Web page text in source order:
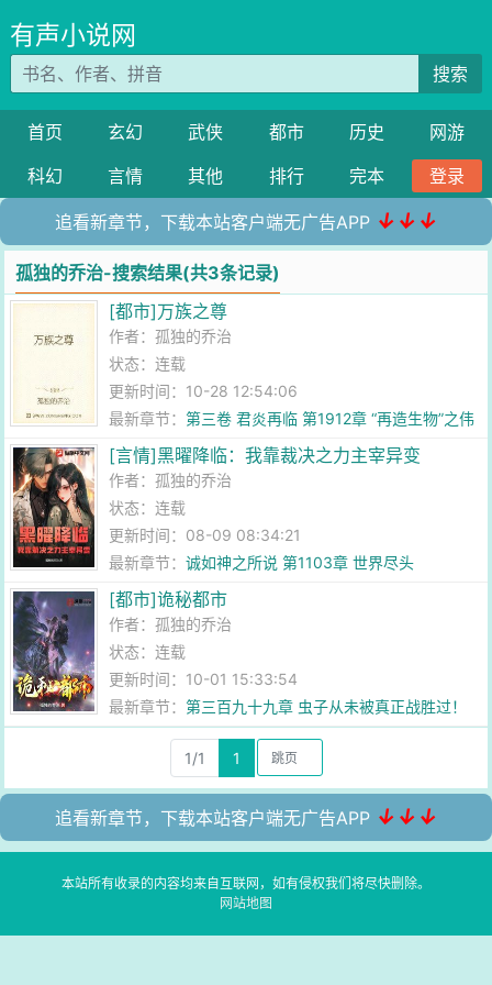
有声小说网
搜索
首页 玄幻 武侠 都市 历史
网游
科幻
言情 其他 排行 完本 登录
追看新章节，下载本站客户端无广告APP ↓↓↓
孤独的乔治-搜索结果(共3条记录)
[都市]万族之尊
作者：孤独的乔治
状态：连载
更新时间：10-28 12:54:06
最新章节：第三卷 君炎再临 第1912章 “再造生物”之伟
力！
[言情]黑曜降临：我靠裁决之力主宰异变
作者：孤独的乔治
状态：连载
更新时间：08-09 08:34:21
最新章节：诚如神之所说 第1103章 世界尽头
[都市]诡秘都市
作者：孤独的乔治
状态：连载
更新时间：10-01 15:33:54
最新章节：第三百九十九章 虫子从未被真正战胜过！
1/1 1
追看新章节，下载本站客户端无广告APP ↓↓↓
本站所有收录的内容均来自互联网，如有侵权我们将尽快删除。
网站地图